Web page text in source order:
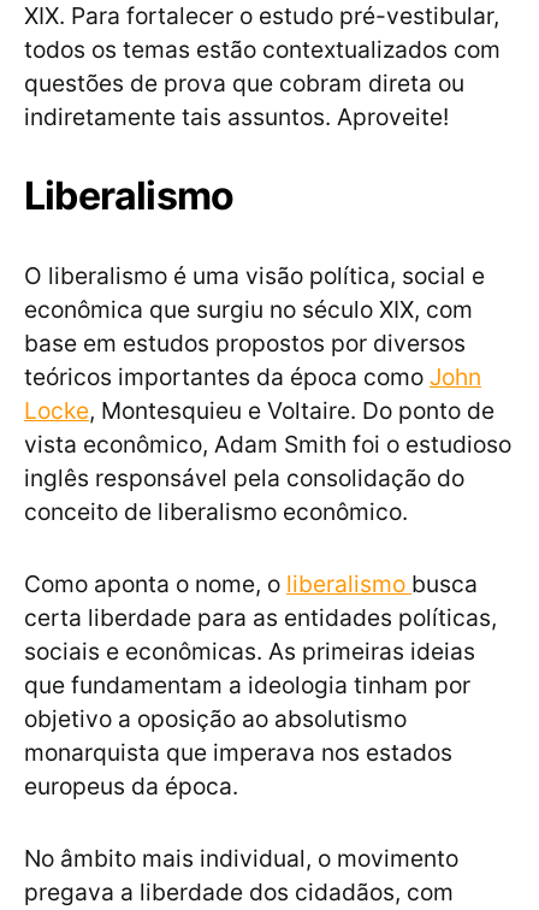
XIX. Para fortalecer o estudo pré-vestibular,
todos os temas estão contextualizados com
questões de prova que cobram direta ou
indiretamente tais assuntos. Aproveite!
Liberalismo
O liberalismo é uma visão política, social e
econômica que surgiu no século XIX, com
base em estudos propostos por diversos
teóricos importantes da época como John
Locke, Montesquieu e Voltaire. Do ponto de
vista econômico, Adam Smith foi o estudioso
inglês responsável pela consolidação do
conceito de liberalismo econômico.
Como aponta o nome, o liberalismo busca
certa liberdade para as entidades políticas,
sociais e econômicas. As primeiras ideias
que fundamentam a ideologia tinham por
objetivo a oposição ao absolutismo
monarquista que imperava nos estados
europeus da época.
No âmbito mais individual, o movimento
pregava a liberdade dos cidadãos, com